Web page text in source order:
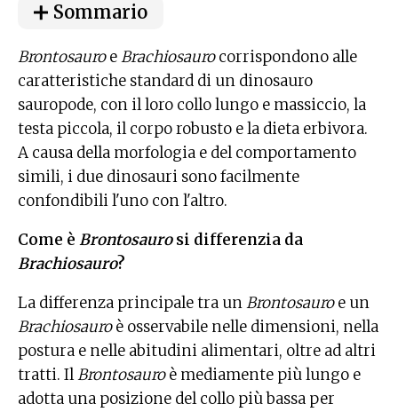
Sommario
BrontosauroeBrachiosaurocorrispondono alle
caratteristiche standard di un dinosauro
sauropode, con il loro collo lungo e massiccio, la
testa piccola, il corpo robusto e la dieta erbivora.
A causa della morfologia e del comportamento
simili, i due dinosauri sono facilmente
confondibili l'uno con l'altro.
Come è Brontosaurosi differenzia da
Brachiosauro?
La differenza principale tra unBrontosauroe un
Brachiosauroè osservabile nelle dimensioni, nella
postura e nelle abitudini alimentari, oltre ad altri
tratti. IlBrontosauroè mediamente più lungo e
adotta una posizione del collo più bassa per